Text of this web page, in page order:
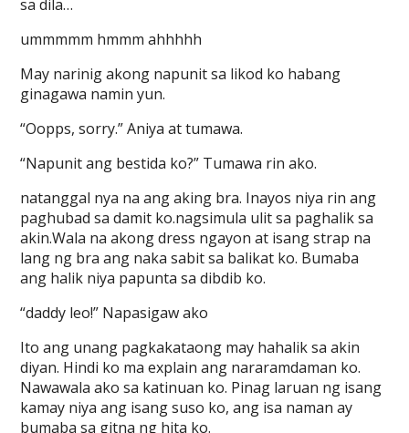
sa dila…
ummmmm hmmm ahhhhh
May narinig akong napunit sa likod ko habang
ginagawa namin yun.
“Oopps, sorry.” Aniya at tumawa.
“Napunit ang bestida ko?” Tumawa rin ako.
natanggal nya na ang aking bra. Inayos niya rin ang
paghubad sa damit ko.nagsimula ulit sa paghalik sa
akin.Wala na akong dress ngayon at isang strap na
lang ng bra ang naka sabit sa balikat ko. Bumaba
ang halik niya papunta sa dibdib ko.
“daddy leo!” Napasigaw ako
Ito ang unang pagkakataong may hahalik sa akin
diyan. Hindi ko ma explain ang nararamdaman ko.
Nawawala ako sa katinuan ko. Pinag laruan ng isang
kamay niya ang isang suso ko, ang isa naman ay
bumaba sa gitna ng hita ko.